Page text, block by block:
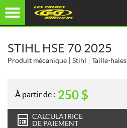
STIHL HSE 70 2025
Produit mécanique Stihl Taille-haies
À partir de : 250 $
CALCULATRICE
DE PAIEMENT